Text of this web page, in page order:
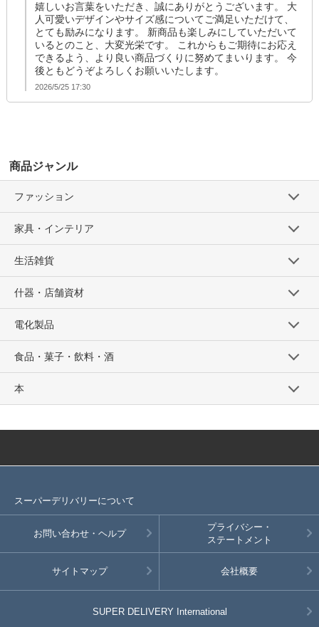
嬉しいお言葉をいただき、誠にありがとうございます。 大
人可愛いデザインやサイズ感についてご満足いただけて、
とても励みになります。 新商品も楽しみにしていただいて
いるとのこと、大変光栄です。 これからもご期待にお応え
できるよう、より良い商品づくりに努めてまいります。 今
後ともどうぞよろしくお願いいたします。
2026/5/25 17:30
商品ジャンル
ファッション
家具・インテリア
生活雑貨
什器・店舗資材
電化製品
食品・菓子・飲料・酒
本
スーパーデリバリーについて
お問い合わせ・ヘルプ
プライバシー・
ステートメント
サイトマップ 会社概要
SUPER DELIVERY International